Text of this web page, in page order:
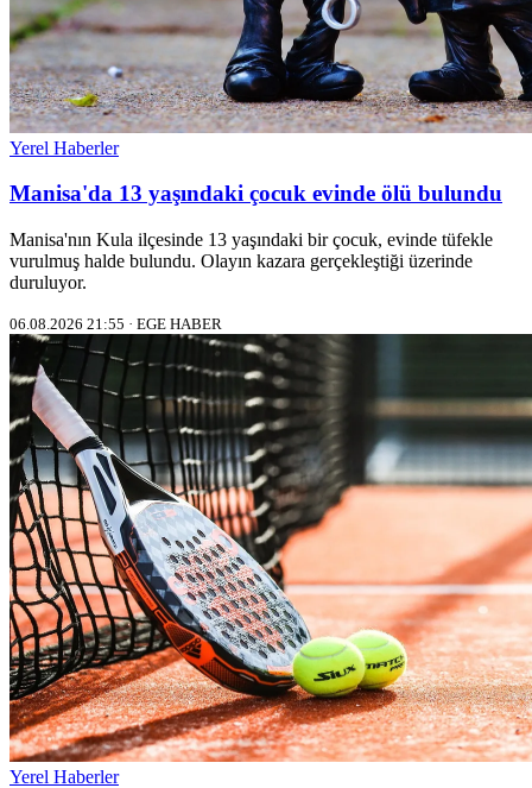
Yerel Haberler
Manisa'da 13 yaşındaki çocuk evinde ölü bulundu
Manisa'nın Kula ilçesinde 13 yaşındaki bir çocuk, evinde tüfekle
vurulmuş halde bulundu. Olayın kazara gerçekleştiği üzerinde
duruluyor.
06.08.2026 21:55 · EGE HABER
Yerel Haberler